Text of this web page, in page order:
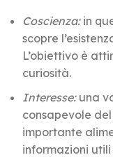
Coscienza:in
scopre
L’obiettivo è
curiosità.
Interesse:una
consapevole
importante
informazioni